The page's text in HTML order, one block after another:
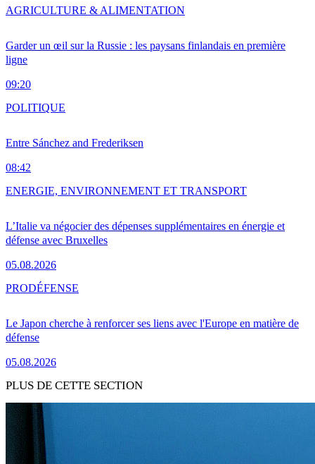
Garder un œil sur la Russie : les paysans finlandais en première
ligne
09:20
AGRICULTURE & ALIMENTATION
Entre Sánchez and Frederiksen
08:42
POLITIQUE
L’Italie va négocier des dépenses supplémentaires en énergie et
défense avec Bruxelles
05.08.2026
ENERGIE, ENVIRONNEMENT ET TRANSPORT
Le Japon cherche à renforcer ses liens avec l'Europe en matière de
défense
05.08.2026
PRODÉFENSE
PLUS DE CETTE SECTION